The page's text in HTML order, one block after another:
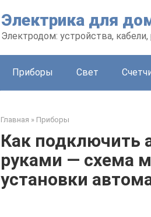
Электрика для
Электродом: устройства,
Приборы Свет
Главная » Приборы
Как подключить
руками — схема
установки